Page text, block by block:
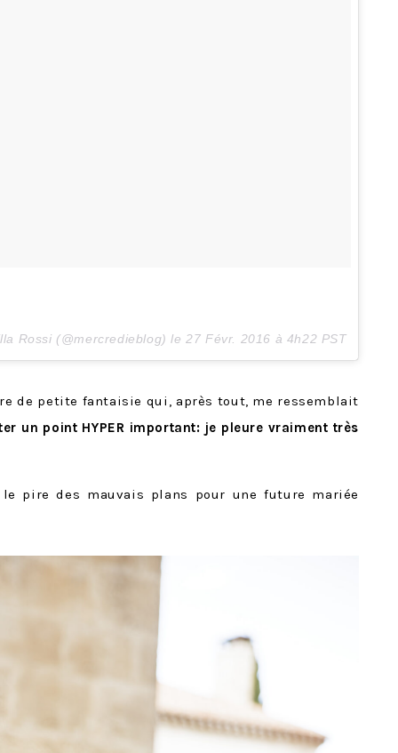
Rossi (@mercredieblog) le27 Févr. 2016 à 4h22 PST
de petite fantaisie qui, après tout, me ressemblait
un point HYPER important: je pleure vraiment très
pire des mauvais plans pour une future mariée